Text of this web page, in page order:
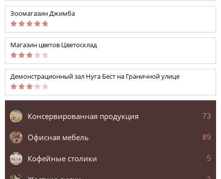
Зоомагазин Джимба
Магазин цветов Цветосклад
Демонстрационный зал Нуга Бест на Граничной улице
Консервированная продукция 73
Офисная мебель 89
Кофейные столики 5